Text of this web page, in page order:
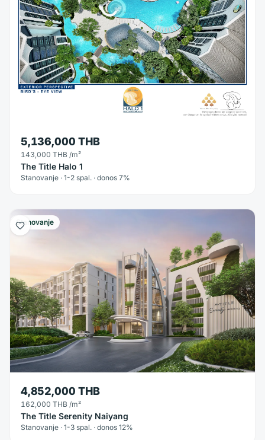
5,136,000 THB
143,000 THB /m²
The Title Halo 1
Stanovanje · 1-2 spal. · donos 7%
Stanovanje
4,852,000 THB
162,000 THB /m²
The Title Serenity Naiyang
Stanovanje · 1-3 spal. · donos 12%